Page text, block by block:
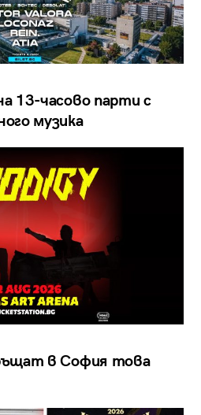
13-часово парти с
музика
в София това